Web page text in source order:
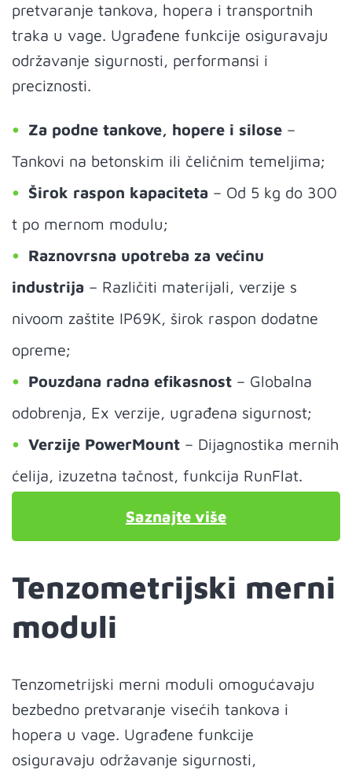
pretvaranje tankova, hopera i transportnih
traka u vage. Ugrađene funkcije osiguravaju
održavanje sigurnosti, performansi i
preciznosti.
Za podne tankove, hopere i silose –
Tankovi na betonskim ili čeličnim temeljima;
Širok raspon kapaciteta – Od 5 kg do 300
t po mernom modulu;
Raznovrsna upotreba za većinu
industrija – Različiti materijali, verzije s
nivoom zaštite IP69K, širok raspon dodatne
opreme;
Pouzdana radna efikasnost – Globalna
odobrenja, Ex verzije, ugrađena sigurnost;
Verzije PowerMount – Dijagnostika mernih
ćelija, izuzetna tačnost, funkcija RunFlat.
Saznajte više
Tenzometrijski merni
moduli
Tenzometrijski merni moduli omogućavaju
bezbedno pretvaranje visećih tankova i
hopera u vage. Ugrađene funkcije
osiguravaju održavanje sigurnosti,